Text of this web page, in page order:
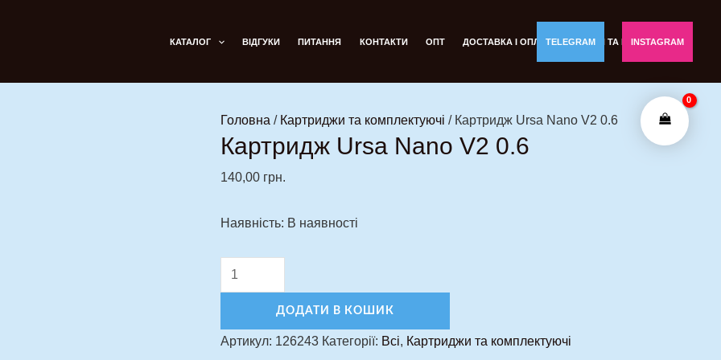
КАТАЛОГ ВІДГУКИ ПИТАННЯ КОНТАКТИ ОПТ ДОСТАВКА І ОПЛАТА ОБМІН ТА ПОВЕРНЕННЯ
TELEGRAM INSTAGRAM
Головна / Картриджи та комплектуючі / Картридж Ursa Nano V2 0.6
Картридж Ursa Nano V2 0.6
140,00 грн.
Наявність: В наявності
V2
кількість
ДОДАТИ В КОШИК
Артикул: 126243 Категорії: Всі, Картриджи та комплектуючі